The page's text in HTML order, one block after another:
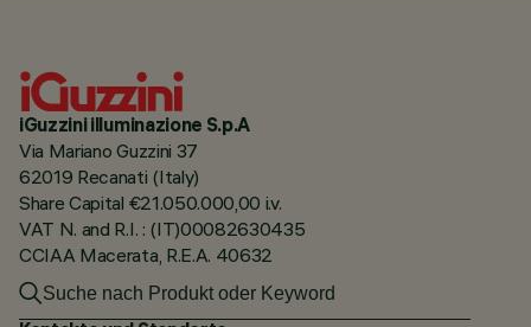
iGuzzini illuminazione S.p.A
Via Mariano Guzzini 37
62019 Recanati (Italy)
Share Capital €21.050.000,00 i.v.
VAT N. and R.I. : (IT)00082630435
CCIAA Macerata, R.E.A. 40632